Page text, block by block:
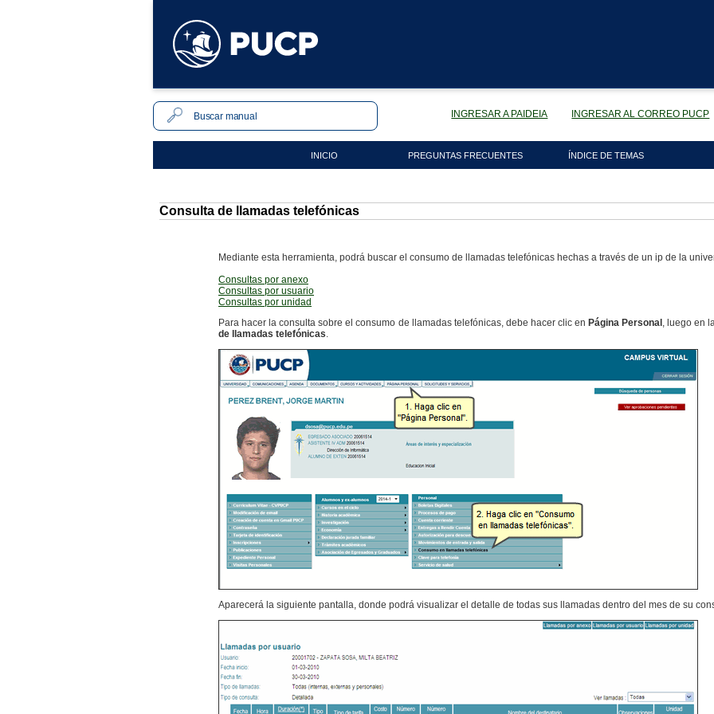
INGRESAR A PAIDEIA INGRESAR AL CORREO PUCP
INICIO PREGUNTAS FRECUENTES ÍNDICE DE TEMAS
Consulta de llamadas telefónicas
Mediante esta herramienta, podrá buscar el consumo de llamadas telefónicas hechas a través de un ip de la
Consultas por anexo
Consultas por usuario
Consultas por unidad
Para hacer la consulta sobre el consumo de llamadas telefónicas, debe hacer clic en Página Personal , luego en
de llamadas telefónicas.
Aparecerá la siguiente pantalla, donde podrá visualizar el detalle de todas sus llamadas dentro del mes de su